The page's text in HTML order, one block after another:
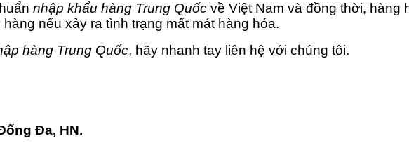
nhập khẩu hàng Trung Quốc về Việt Nam và đồng thời, hàng
nếu xảy ra tình trạng mất mát hàng hóa.
hàng Trung Quốc, hãy nhanh tay liên hệ với chúng tôi.
Đa, HN.